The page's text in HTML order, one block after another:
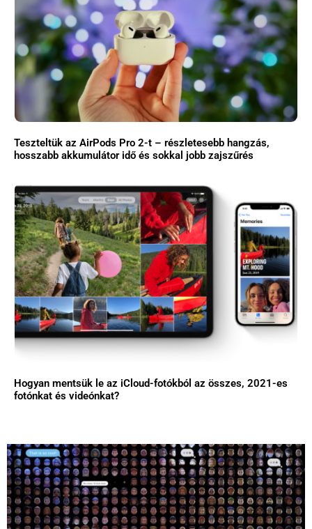
Teszteltük az AirPods Pro 2-t – részletesebb hangzás,
hosszabb akkumulátor idő és sokkal jobb zajszűrés
Hogyan mentsük le az iCloud-fotókból az összes, 2021-es
fotónkat és videónkat?